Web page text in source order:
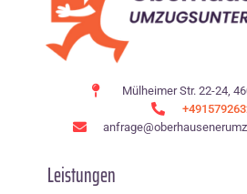
Mülheimer Str. 22-24,
Leistungen